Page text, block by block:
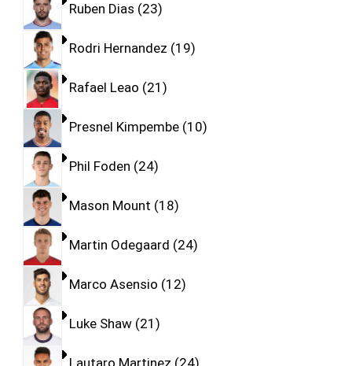
Ruben Dias 23
Rodri Hernandez 19
Rafael Leao 21
Presnel Kimpembe 10
Phil Foden 24
Mason Mount 18
Martin Odegaard 24
Marco Asensio 12
Luke Shaw 21